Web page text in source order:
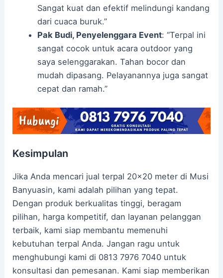
Sangat kuat dan efektif melindungi kandang
dari cuaca buruk.”
Pak Budi, Penyelenggara Event: “Terpal ini
sangat cocok untuk acara outdoor yang
saya selenggarakan. Tahan bocor dan
mudah dipasang. Pelayanannya juga sangat
cepat dan ramah.”
Kesimpulan
Jika Anda mencari jual terpal 20×20 meter di Musi
Banyuasin, kami adalah pilihan yang tepat.
Dengan produk berkualitas tinggi, beragam
pilihan, harga kompetitif, dan layanan pelanggan
terbaik, kami siap membantu memenuhi
kebutuhan terpal Anda. Jangan ragu untuk
menghubungi kami di 0813 7976 7040 untuk
konsultasi dan pemesanan. Kami siap memberikan